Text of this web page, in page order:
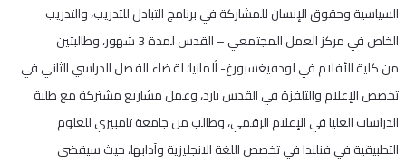
السياسية وحقوق الإنسان للمشاركة في برنامج التبادل للتدريب، والتدريب
الخاص في مركز العمل المجتمعي – القدس لمدة 3 شهور، وطالبتين
من كلية الأفلام في لودفيغسبورغ- ألمانيا؛ لقضاء الفصل الدراسي الثاني في
تخصص الإعلام والتلفزة في القدس بارد، وعمل مشاريع مشتركة مع طلبة
الدراسات العليا في الإعلام الرقمي، وطالب من جامعة تامبيري للعلوم
التطبيقية في فنلندا في تخصص اللغة الانجليزية وآدابها، حيث سيقضي